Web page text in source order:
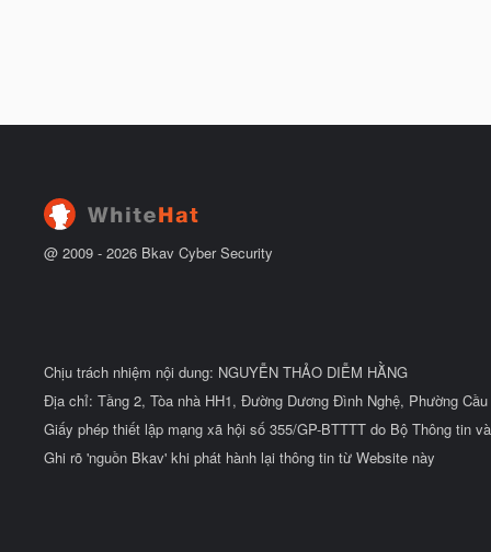
@ 2009 - 2026 Bkav Cyber Security
Chịu trách nhiệm nội dung: NGUYỄN THẢO DIỄM HẰNG
Địa chỉ: Tầng 2, Tòa nhà HH1, Đường Dương Đình Nghệ, Phường
Giấy phép thiết lập mạng xã hội số 355/GP-BTTTT do Bộ Thông tin
Ghi rõ 'nguồn Bkav' khi phát hành lại thông tin từ Website này